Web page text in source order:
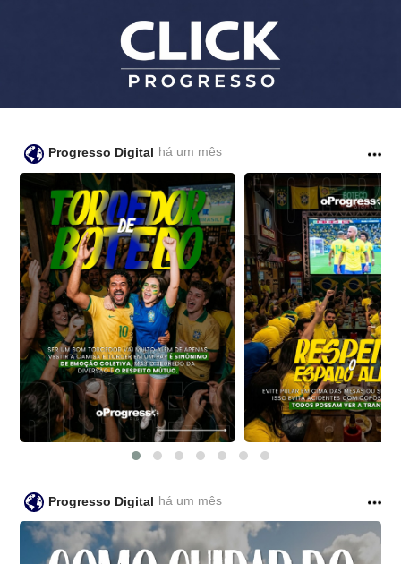
Progresso Digital há um mês
Progresso Digital há um mês